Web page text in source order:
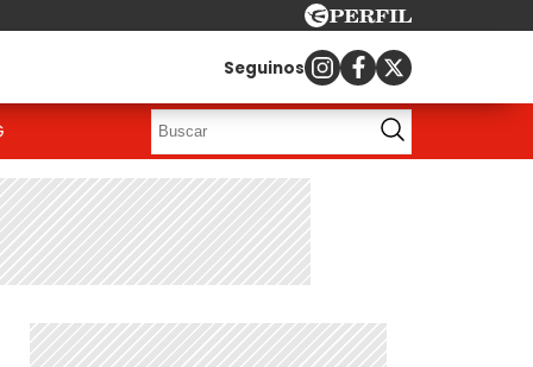
Seguinos